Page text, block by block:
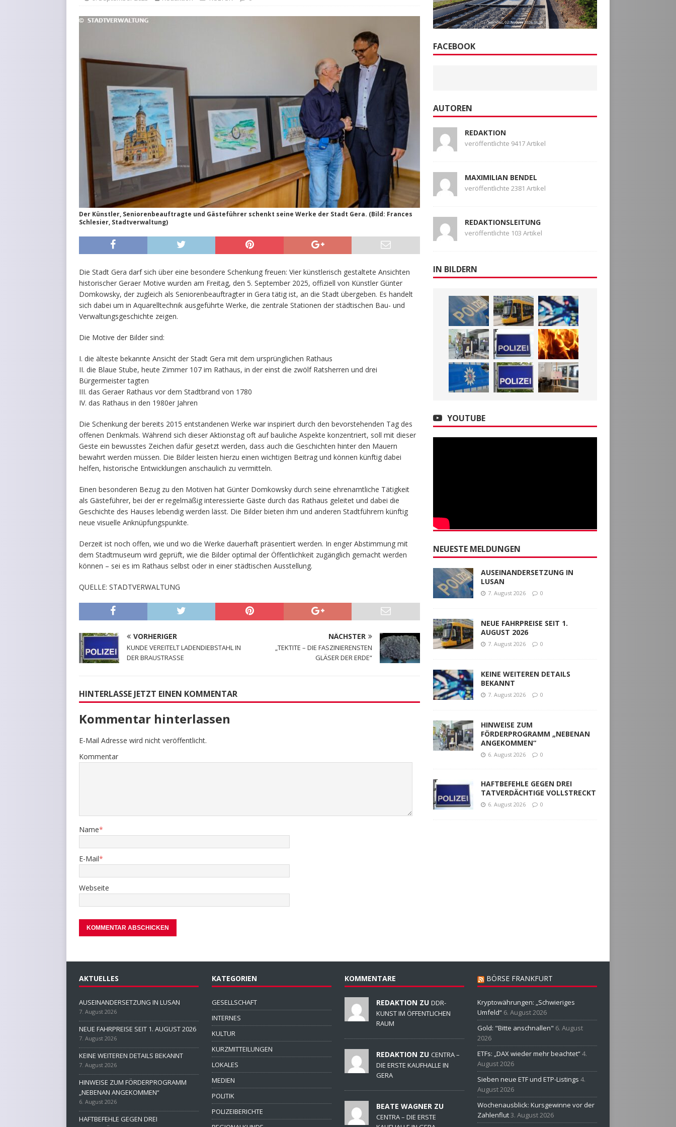
Der Künstler, Seniorenbeauftragte und Gästeführer schenkt seine Werke der Stadt Gera. (Bild: Frances
Schlesier, Stadtverwaltung)
Die Stadt Gera darf sich über eine besondere Schenkung freuen: Vier künstlerisch gestaltete Ansichten
historischer Geraer Motive wurden am Freitag, den 5. September 2025, offiziell von Künstler Günter
Domkowsky, der zugleich als Seniorenbeauftragter in Gera tätig ist, an die Stadt übergeben. Es handelt
sich dabei um in Aquarelltechnik ausgeführte Werke, die zentrale Stationen der städtischen Bau- und
Verwaltungsgeschichte zeigen.
Die Motive der Bilder sind:
I. die älteste bekannte Ansicht der Stadt Gera mit dem ursprünglichen Rathaus
II. die Blaue Stube, heute Zimmer 107 im Rathaus, in der einst die zwölf Ratsherren und drei
Bürgermeister tagten
III. das Geraer Rathaus vor dem Stadtbrand von 1780
IV. das Rathaus in den 1980er Jahren
Die Schenkung der bereits 2015 entstandenen Werke war inspiriert durch den bevorstehenden Tag des
offenen Denkmals. Während sich dieser Aktionstag oft auf bauliche Aspekte konzentriert, soll mit dieser
Geste ein bewusstes Zeichen dafür gesetzt werden, dass auch die Geschichten hinter den Mauern
bewahrt werden müssen. Die Bilder leisten hierzu einen wichtigen Beitrag und können künftig dabei
helfen, historische Entwicklungen anschaulich zu vermitteln.
Einen besonderen Bezug zu den Motiven hat Günter Domkowsky durch seine ehrenamtliche Tätigkeit
als Gästeführer, bei der er regelmäßig interessierte Gäste durch das Rathaus geleitet und dabei die
Geschichte des Hauses lebendig werden lässt. Die Bilder bieten ihm und anderen Stadtführern künftig
neue visuelle Anknüpfungspunkte.
Derzeit ist noch offen, wie und wo die Werke dauerhaft präsentiert werden. In enger Abstimmung mit
dem Stadtmuseum wird geprüft, wie die Bilder optimal der Öffentlichkeit zugänglich gemacht werden
können – sei es im Rathaus selbst oder in einer städtischen Ausstellung.
QUELLE: STADTVERWALTUNG
VORHERIGER
KUNDE VEREITELT LADENDIEBSTAHL IN
DER BRAUSTRASSE
NÄCHSTER
„TEKTITE – DIE FASZINIERENSTEN
GLÄSER DER ERDE“
HINTERLASSE JETZT EINEN KOMMENTAR
Kommentar hinterlassen
E-Mail Adresse wird nicht veröffentlicht.
Kommentar
Name*
E-Mail*
Webseite
FACEBOOK
AUTOREN
REDAKTION
veröffentlichte 9417 Artikel
MAXIMILIAN BENDEL
veröffentlichte 2381 Artikel
REDAKTIONSLEITUNG
veröffentlichte 103 Artikel
IN BILDERN
YOUTUBE
NEUESTE MELDUNGEN
AUSEINANDERSETZUNG IN
LUSAN
7. August 2026 0
NEUE FAHRPREISE SEIT 1.
AUGUST 2026
7. August 2026 0
KEINE WEITEREN DETAILS
BEKANNT
7. August 2026 0
HINWEISE ZUM
FÖRDERPROGRAMM „NEBENAN
ANGEKOMMEN“
6. August 2026 0
HAFTBEFEHLE GEGEN DREI
TATVERDÄCHTIGE VOLLSTRECKT
6. August 2026 0
AKTUELLES
AUSEINANDERSETZUNG IN LUSAN
7. August 2026
NEUE FAHRPREISE SEIT 1. AUGUST 2026
7. August 2026
KEINE WEITEREN DETAILS BEKANNT
7. August 2026
HINWEISE ZUM FÖRDERPROGRAMM
„NEBENAN ANGEKOMMEN“
6. August 2026
HAFTBEFEHLE GEGEN DREI
KATEGORIEN
GESELLSCHAFT
INTERNES
KULTUR
KURZMITTEILUNGEN
LOKALES
MEDIEN
POLITIK
POLIZEIBERICHTE
KOMMENTARE
REDAKTION ZU DDR-
KUNST IM ÖFFENTLICHEN
RAUM
REDAKTION ZU CENTRA –
DIE ERSTE KAUFHALLE IN
GERA
BEATE WAGNER ZU
CENTRA – DIE ERSTE
BÖRSE FRANKFURT
Kryptowährungen: „Schwieriges
Umfeld“ 6. August 2026
Gold: "Bitte anschnallen" 6. August
2026
ETFs: „DAX wieder mehr beachtet“4.
August 2026
Sieben neue ETF und ETP-Listings 4.
August 2026
Wochenausblick: Kursgewinne vor der
Zahlenflut3. August 2026